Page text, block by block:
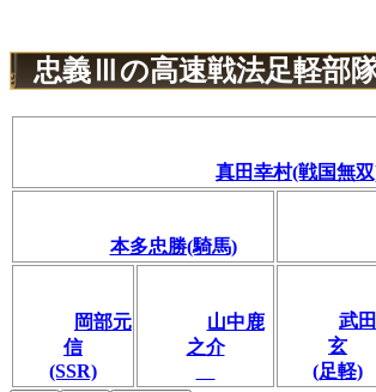
忠義Ⅲの高速戦法足軽部
真田幸村(戦国無
本多忠勝(騎馬)
岡部元
信
(SSR)
山中鹿
之介
武
玄
(足軽)